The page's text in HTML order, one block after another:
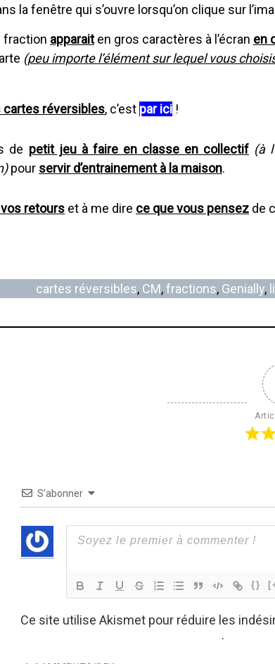
la fenêtre qui s’ouvre lorsqu’on clique sur
fraction apparaiten gros caractères à l’écran en
(peu importe l’élément sur lequel vous
cartes réversibles, c’est par ici !
de petit jeu à faire en classe en collectif (à
pour servir d’entrainement à la maison.
retours et à me dire ce que vous pensez de
cartes réversibles, CM, fractions, Genially,
S’abonner
{}
Ce site utilise Akismet pour réduire les
.